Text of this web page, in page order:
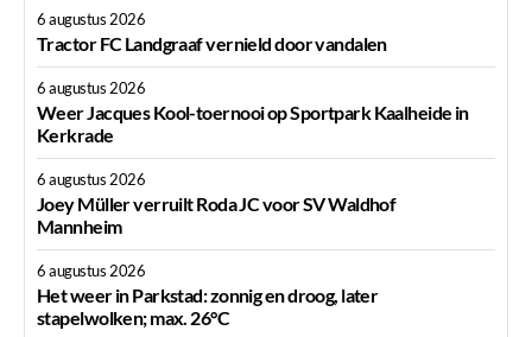
6 augustus 2026
Tractor FC Landgraaf vernield door vandalen
6 augustus 2026
Weer Jacques Kool-toernooi op Sportpark Kaalheide in
Kerkrade
6 augustus 2026
Joey Müller verruilt Roda JC voor SV Waldhof
Mannheim
6 augustus 2026
Het weer in Parkstad: zonnig en droog, later
stapelwolken; max. 26°C